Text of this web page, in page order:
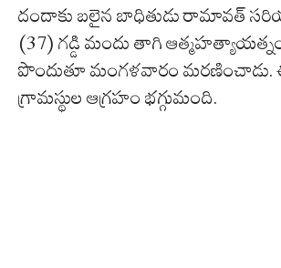
దందాకు బలైన బాధితుడు రామావత్
(37) గడ్డి మందు తాగి
పొందుతూ మంగళవారం
గ్రామస్థుల ఆగ్రహం భగ్గుమంది.